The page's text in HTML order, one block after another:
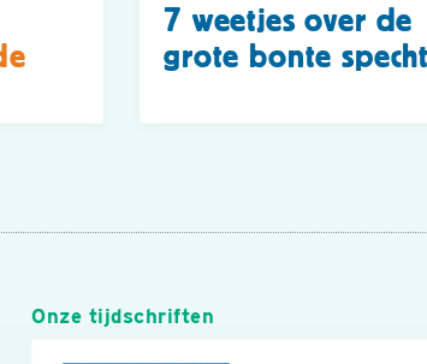
7 weetjes over de
grote bonte specht
Onze tijdschriften